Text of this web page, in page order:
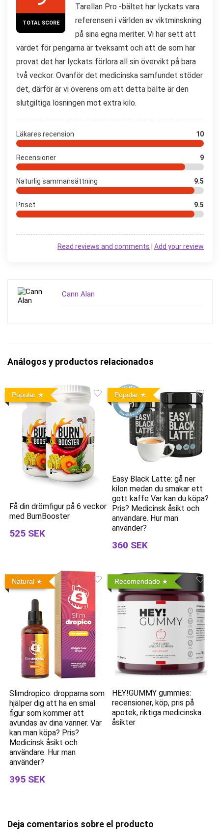
TOTAL SCORE
Tarellan Pro -bältet har lyckats vara
referensen i världen av viktminskning
på sina egna meriter. Vi har sett att
värdet för pengarna är tveksamt och att de som har
provat det har lyckats förlora all sin övervikt på bara
två veckor. Ovanför det medicinska samfundet stöder
det, därför är vi överens om att detta bälte är den
slutgiltiga lösningen mot extra kilo.
Läkares recension 10
Recensioner 9
Naturlig sammansättning 9.5
Priset 9.5
Add your review
Read reviews and comments
Cann Alan
Análogos y productos relacionados
Popular
Få din drömfigur på 6 veckor
med BurnBooster
525 SEK
Popular
Easy Black Latte: gå ner
kilon medan du smakar ett
gott kaffe Var kan du köpa?
Pris? Medicinsk åsikt och
användare. Hur man
använder?
360 SEK
Natural
Slimdropico: dropparna som
hjälper dig att ha en smal
figur som kommer att
avundas av dina vänner. Var
kan man köpa? Pris?
Medicinsk åsikt och
användare. Hur man
använder?
395 SEK
Recomendado
HEY!GUMMY gummies:
recensioner, köp, pris på
apotek, riktiga medicinska
åsikter
Deja comentarios sobre el producto